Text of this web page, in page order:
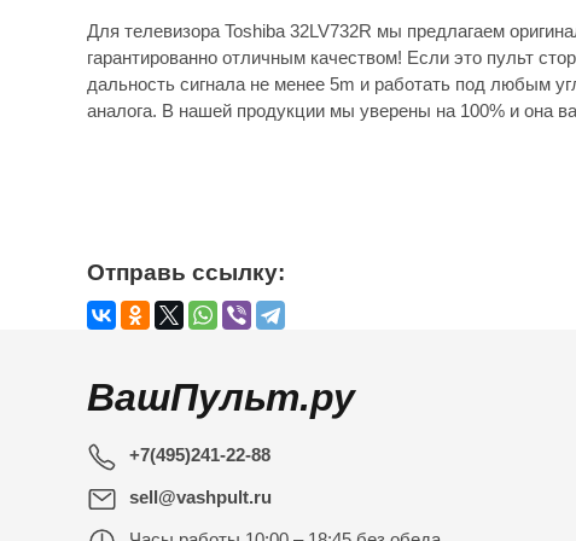
Для телевизора Toshiba 32LV732R мы предлагаем
гарантированно отличным качеством! Если это пульт
дальность сигнала не менее 5m и работать под любым
аналога. В нашей продукции мы уверены на 100% и она
Отправь ссылку:
ВашПульт.ру
+7(495)241-22-88
sell@vashpult.ru